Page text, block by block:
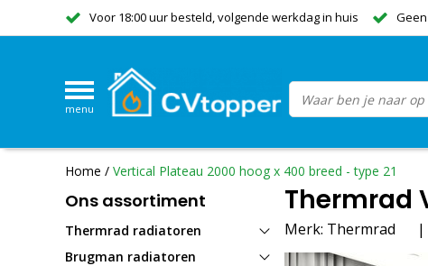
Voor 18:00 uur besteld, volgende werkdag in huis
menu
Home / Vertical Plateau 2000 hoog x 400 breed - type 21
Ons assortiment
Thermrad radiatoren
Brugman radiatoren
Thermrad
Merk: Thermrad |